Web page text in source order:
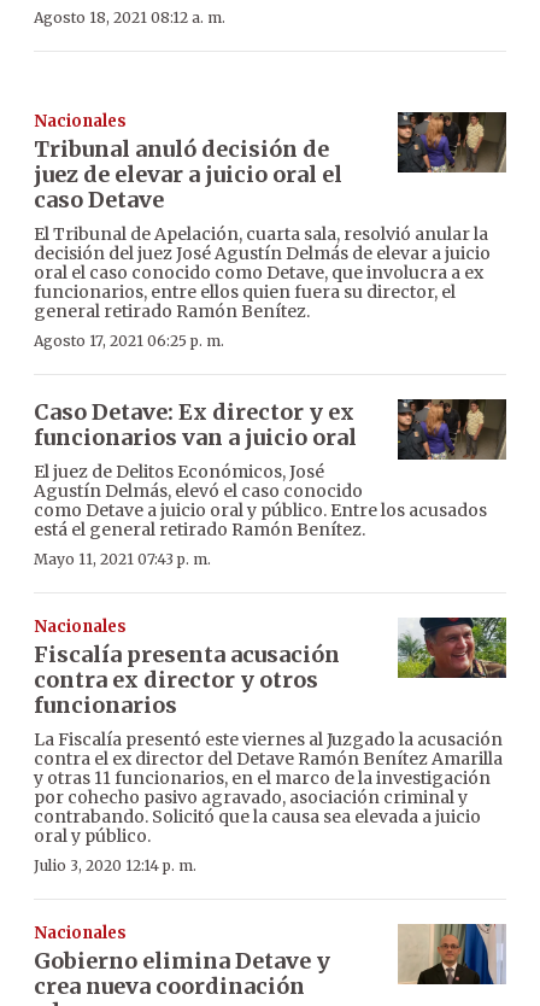
Agosto 18, 2021 08:12 a. m.
Nacionales
Tribunal anuló decisión de
juez de elevar a juicio oral el
caso Detave
El Tribunal de Apelación, cuarta sala, resolvió anular la
decisión del juez José Agustín Delmás de elevar a juicio
oral el caso conocido como Detave, que involucra a ex
funcionarios, entre ellos quien fuera su director, el
general retirado Ramón Benítez.
Agosto 17, 2021 06:25 p. m.
Caso Detave: Ex director y ex
funcionarios van a juicio oral
El juez de Delitos Económicos, José
Agustín Delmás, elevó el caso conocido
como Detave a juicio oral y público. Entre los acusados
está el general retirado Ramón Benítez.
Mayo 11, 2021 07:43 p. m.
Nacionales
Fiscalía presenta acusación
contra ex director y otros
funcionarios
La Fiscalía presentó este viernes al Juzgado la acusación
contra el ex director del Detave Ramón Benítez Amarilla
y otras 11 funcionarios, en el marco de la investigación
por cohecho pasivo agravado, asociación criminal y
contrabando. Solicitó que la causa sea elevada a juicio
oral y público.
Julio 3, 2020 12:14 p. m.
Nacionales
Gobierno elimina Detave y
crea nueva coordinación